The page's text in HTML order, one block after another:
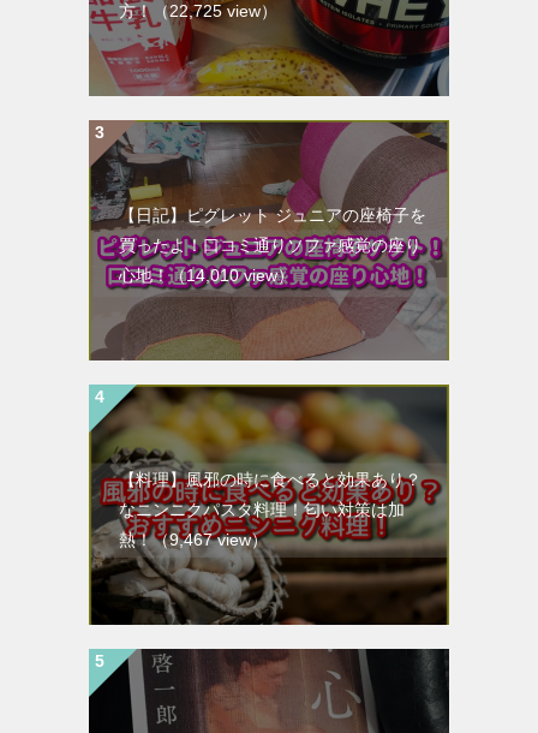
方！
（22,725 view）
【日記】ピグレット ジュニアの座椅子を
買ったよ！口コミ通りソファ感覚の座り
心地！（14,010 view）
【料理】風邪の時に食べると効果あり？
なニンニクパスタ料理！匂い対策は加
熱！（9,467 view）